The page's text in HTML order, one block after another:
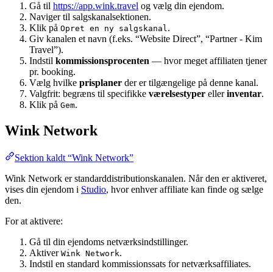
Gå til https://app.wink.travel og vælg din ejendom.
Naviger til salgskanalsektionen.
Klik på Opret en ny salgskanal.
Giv kanalen et navn (f.eks. “Website Direct”, “Partner - Kim
Travel”).
Indstil kommissionsprocenten — hvor meget affiliaten tjener
pr. booking.
Vælg hvilke prisplaner der er tilgængelige på denne kanal.
Valgfrit: begræns til specifikke værelsestyper ellerinventar.
Klik på Gem.
Wink Network
Sektion kaldt “Wink Network”
Wink Network er standarddistributionskanalen. Når den er aktiveret,
vises din ejendom i Studio, hvor enhver affiliate kan finde og sælge
den.
For at aktivere:
Gå til din ejendoms netværksindstillinger.
Aktiver Wink Network.
Indstil en standard kommissionssats for netværksaffiliates.